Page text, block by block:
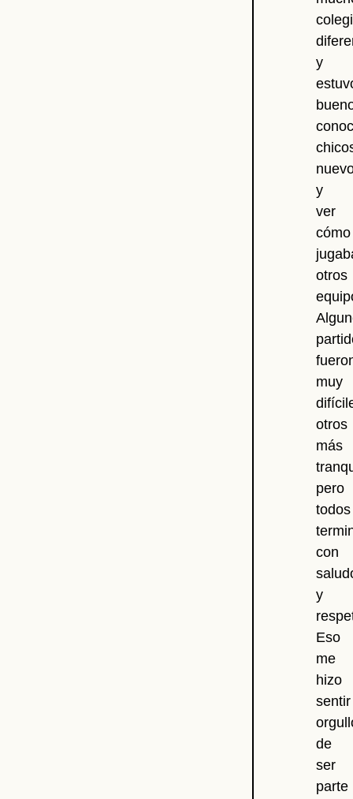
y
y
ver
cómo
otros
muy
otros
más
pero
todos
con
y
Eso
me
hizo
sentir
de
ser
parte